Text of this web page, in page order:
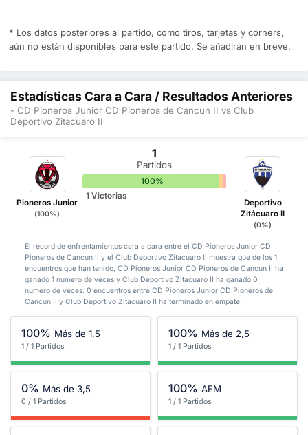
* Los datos posteriores al partido, como tiros, tarjetas y córners,
aún no están disponibles para este partido. Se añadirán en breve.
Estadísticas Cara a Cara / Resultados Anteriores
- CD Pioneros Junior CD Pioneros de Cancun II vs Club
Deportivo Zitacuaro II
Pioneros Junior
(100%)
1
Partidos
100% 0%
0%
1 Victorias
Deportivo
Zitácuaro II
(0%)
El récord de enfrentamientos cara a cara entre el CD Pioneros Junior CD
Pioneros de Cancun II y el Club Deportivo Zitacuaro II muestra que de los 1
encuentros que han tenido, CD Pioneros Junior CD Pioneros de Cancun II ha
ganado 1 numero de veces y Club Deportivo Zitacuaro II ha ganado 0
numero de veces. 0 encuentros entre CD Pioneros Junior CD Pioneros de
Cancun II y Club Deportivo Zitacuaro II ha terminado en empate.
100% Más de 1,5
1 / 1 Partidos
100% Más de 2,5
1 / 1 Partidos
0% Más de 3,5
0 / 1 Partidos
100% AEM
1 / 1 Partidos